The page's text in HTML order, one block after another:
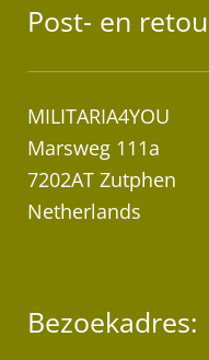
Post- en
MILITARIA4YOU
Marsweg 111a
7202AT Zutphen
Netherlands
Bezoekadres: